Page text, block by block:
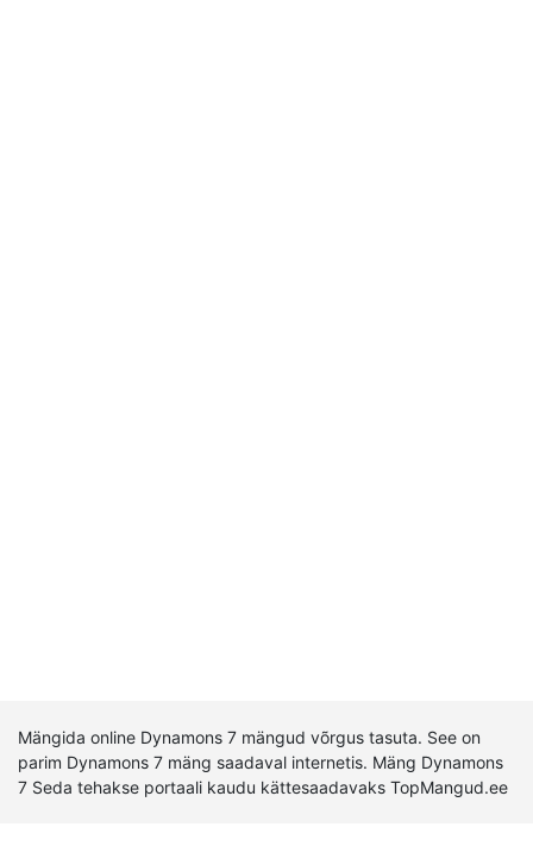
Mängida online Dynamons 7 mängud võrgus tasuta. See on
parim Dynamons 7 mäng saadaval internetis. Mäng Dynamons
7 Seda tehakse portaali kaudu kättesaadavaks TopMangud.ee